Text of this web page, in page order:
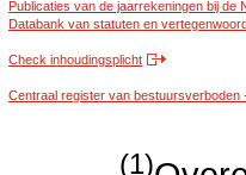
Publicaties van de jaarrekeningen bij de
Databank van statuten en
Check inhoudingsplicht
Centraal register van bestuursverboden
(1)